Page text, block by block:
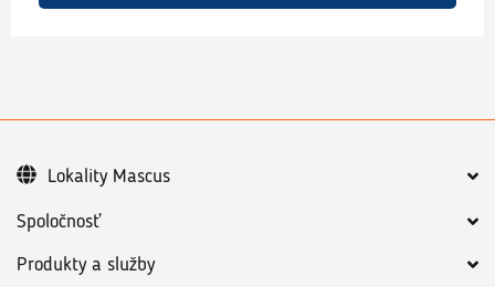
Spoločnosť
Produkty a služby
Lokality Mascus